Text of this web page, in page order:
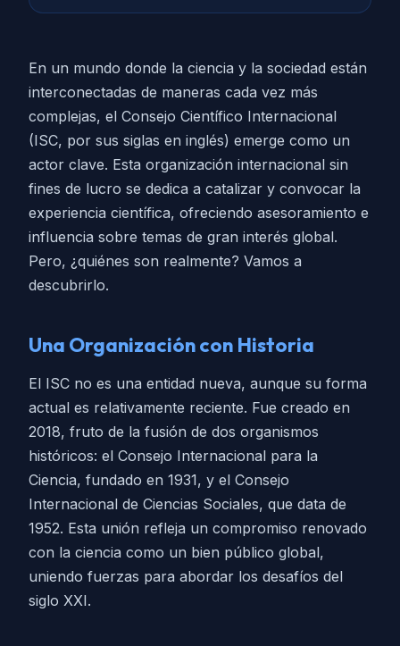
En un mundo donde la ciencia y la sociedad están
interconectadas de maneras cada vez más
complejas, el Consejo Científico Internacional
(ISC, por sus siglas en inglés) emerge como un
actor clave. Esta organización internacional sin
fines de lucro se dedica a catalizar y convocar la
experiencia científica, ofreciendo asesoramiento e
influencia sobre temas de gran interés global.
Pero, ¿quiénes son realmente? Vamos a
descubrirlo.
Una Organización con Historia
El ISC no es una entidad nueva, aunque su forma
actual es relativamente reciente. Fue creado en
2018, fruto de la fusión de dos organismos
históricos: el Consejo Internacional para la
Ciencia, fundado en 1931, y el Consejo
Internacional de Ciencias Sociales, que data de
1952. Esta unión refleja un compromiso renovado
con la ciencia como un bien público global,
uniendo fuerzas para abordar los desafíos del
siglo XXI.